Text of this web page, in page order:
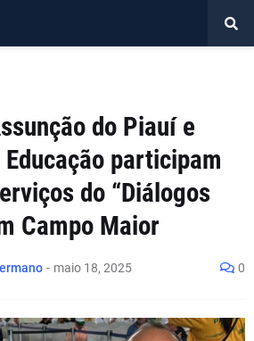
do Piauí e
participam
do “Diálogos
Campo Maior
- maio 18, 2025 0